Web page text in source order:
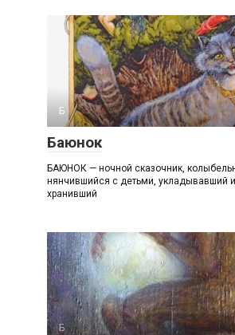
Б
Баюнок
БАЮНОК — ночной сказочник,
нянчившийся с детьми, укладывавший
хранивший
Б